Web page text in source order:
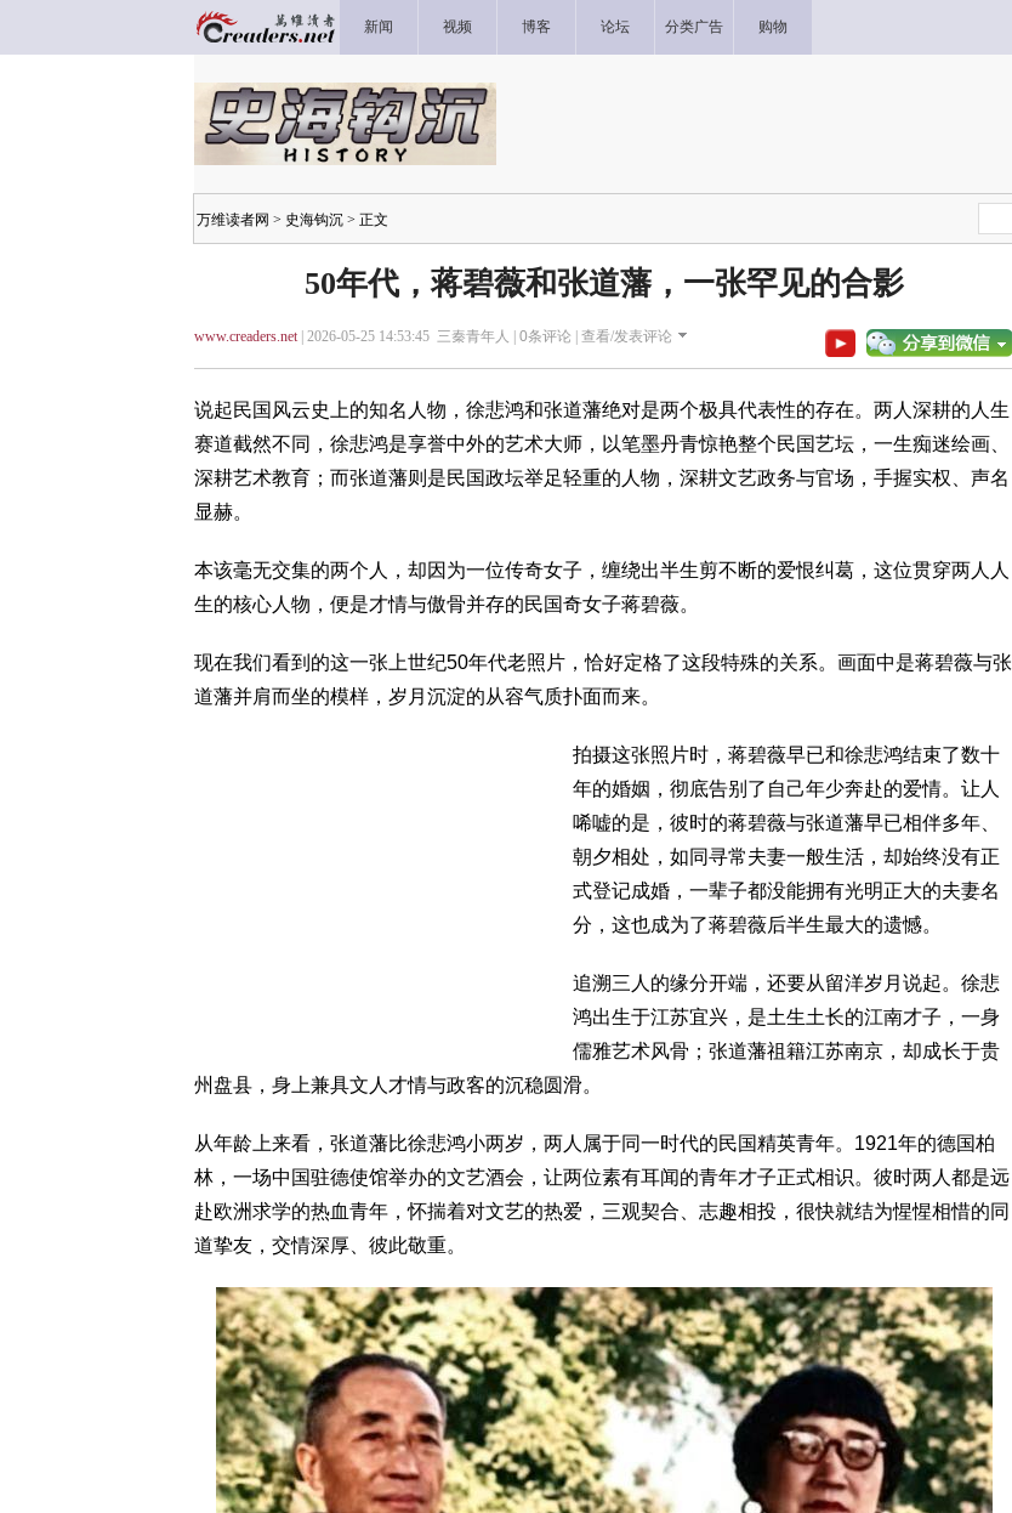
新闻 视频 博客 论坛 分类广告 购物
万维读者网 > 史海钩沉 > 正文
50年代，蒋碧薇和张道藩，一张罕见的合影
www.creaders.net| 2026-05-25 14:53:45 三秦青年人 | 0条评论 | 查看/发表评论
说起民国风云史上的知名人物，徐悲鸿和张道藩绝对是两个极具代表性的存在。两人深耕的人生
赛道截然不同，徐悲鸿是享誉中外的艺术大师，以笔墨丹青惊艳整个民国艺坛，一生痴迷绘画、
深耕艺术教育；而张道藩则是民国政坛举足轻重的人物，深耕文艺政务与官场，手握实权、声名
显赫。
本该毫无交集的两个人，却因为一位传奇女子，缠绕出半生剪不断的爱恨纠葛，这位贯穿两人人
生的核心人物，便是才情与傲骨并存的民国奇女子蒋碧薇。
现在我们看到的这一张上世纪50年代老照片，恰好定格了这段特殊的关系。画面中是蒋碧薇与张
道藩并肩而坐的模样，岁月沉淀的从容气质扑面而来。
拍摄这张照片时，蒋碧薇早已和徐悲鸿结束了数十
年的婚姻，彻底告别了自己年少奔赴的爱情。让人
唏嘘的是，彼时的蒋碧薇与张道藩早已相伴多年、
朝夕相处，如同寻常夫妻一般生活，却始终没有正
式登记成婚，一辈子都没能拥有光明正大的夫妻名
分，这也成为了蒋碧薇后半生最大的遗憾。
追溯三人的缘分开端，还要从留洋岁月说起。徐悲
鸿出生于江苏宜兴，是土生土长的江南才子，一身
儒雅艺术风骨；张道藩祖籍江苏南京，却成长于贵
州盘县，身上兼具文人才情与政客的沉稳圆滑。
从年龄上来看，张道藩比徐悲鸿小两岁，两人属于同一时代的民国精英青年。1921年的德国柏
林，一场中国驻德使馆举办的文艺酒会，让两位素有耳闻的青年才子正式相识。彼时两人都是远
赴欧洲求学的热血青年，怀揣着对文艺的热爱，三观契合、志趣相投，很快就结为惺惺相惜的同
道挚友，交情深厚、彼此敬重。